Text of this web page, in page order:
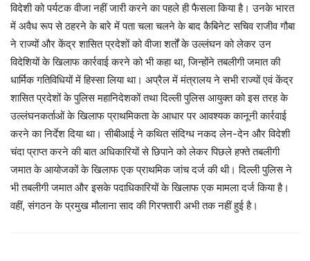
विदेशी को पर्यटक वीजा नहीं जारी करने का पहले ही फैसला किया है। उनके भारत
में अवैध रूप से ठहरने के बारे में पता चला चलने के बाद कैबिनेट सचिव राजीव गौबा
ने राज्यों और केंद्र शासित प्रदेशों को वीजा शर्तों के उल्लंघन को लेकर उन
विदेशियों के खिलाफ कार्रवाई करने को भी कहा था, जिन्होंने तबलीगी जमात की
धार्मिक गतिविधियों में हिस्सा लिया था। अप्रैल में मंत्रालय ने सभी राज्यों एवं केंद्र
शासित प्रदेशों के पुलिस महानिदेशकों तथा दिल्ली पुलिस आयुक्त को इस तरह के
उल्लंघनकर्ताओं के खिलाफ प्राथमिकता के आधार पर आवश्यक कानूनी कार्रवाई
करने का निर्देश दिया था। सीबीआई ने कथित संदिग्ध नकद लेन-देन और विदेशी
चंदा प्राप्त करने की बात अधिकारियों से छिपाने को लेकर पिछले हफ्ते तबलीगी
जमात के आयोजकों के खिलाफ एक प्राथमिक जांच दर्ज की थी। दिल्ली पुलिस ने
भी तबलीगी जमात और इसके पदाधिकारियों के खिलाफ एक मामला दर्ज किया है।
वहीं, संगठन के प्रमुख मौलाना साद की गिरफ्तारी अभी तक नहीं हुई है।